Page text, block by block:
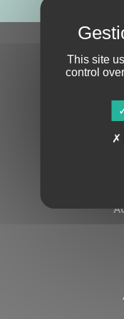
This site
control